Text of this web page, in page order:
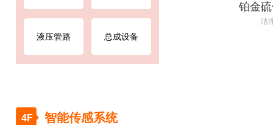
液压管路 总成设备
铂金
洁
4F 智能传感系统